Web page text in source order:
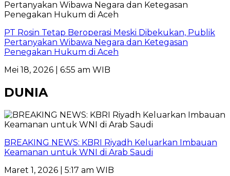
PT Rosin Tetap Beroperasi Meski Dibekukan, Publik
Pertanyakan Wibawa Negara dan Ketegasan
Penegakan Hukum di Aceh
Mei 18, 2026 | 6:55 am WIB
DUNIA
BREAKING NEWS: KBRI Riyadh Keluarkan Imbauan
Keamanan untuk WNI di Arab Saudi
Maret 1, 2026 | 5:17 am WIB